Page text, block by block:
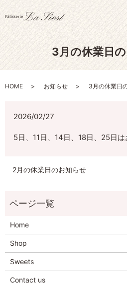
3月の休業日
HOME お知らせ 3月の休業日
2026/02/27
5日、11日、14日、18日、25日
2月の休業日のお知らせ
Home
Shop
Sweets
Contact us